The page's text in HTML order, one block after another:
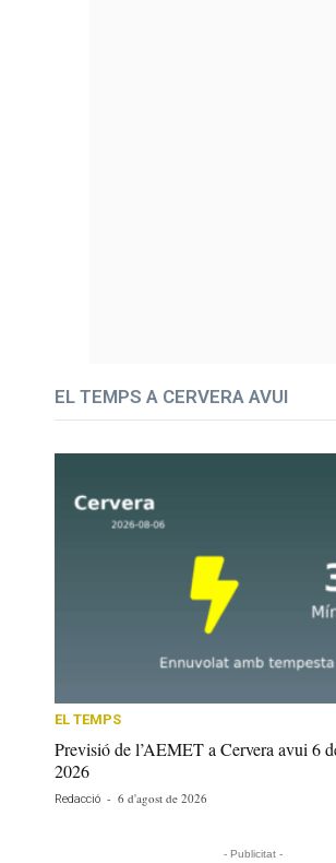
EL TEMPS A CERVERA AVUI
EL TEMPS
Previsió de l’AEMET a Cervera avui 6
2026
Redacció - 6 d'agost de 2026
- Publicitat -